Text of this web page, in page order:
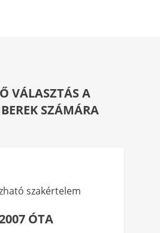
VÁLASZTÁS A
SZÁMÁRA
szakértelem
ÓTA